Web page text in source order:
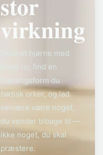
virkning
Skab et hjørne med
mere ro, find en
træningsform du
faktisk orker, og lad
velvære være noget,
du vender tilbage til —
ikke noget, du skal
præstere.